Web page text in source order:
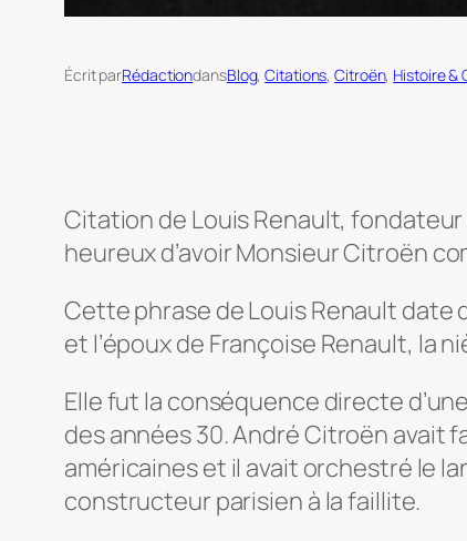
Écrit parRédactiondansBlog, Citations, Citroën, Histoire &
Citation de Louis Renault,
heureux d’avoir Monsieur Citroën
Cette phrase de Louis Renault date
et l’époux de Françoise Renault, la
Elle fut la conséquence directe
des années 30. André Citroën avait
américaines et il avait orchestré le
constructeur parisien à la faillite.